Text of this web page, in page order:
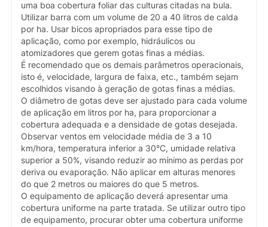
uma boa cobertura foliar das culturas citadas na bula.
Utilizar barra com um volume de 20 a 40 litros de calda
por ha. Usar bicos apropriados para esse tipo de
aplicação, como por exemplo, hidráulicos ou
atomizadores que gerem gotas finas a médias.
É recomendado que os demais parâmetros operacionais,
isto é, velocidade, largura de faixa, etc., também sejam
escolhidos visando à geração de gotas finas a médias.
O diâmetro de gotas deve ser ajustado para cada volume
de aplicação em litros por ha, para proporcionar a
cobertura adequada e a densidade de gotas desejada.
Observar ventos em velocidade média de 3 a 10
km/hora, temperatura inferior a 30°C, umidade relativa
superior a 50%, visando reduzir ao mínimo as perdas por
deriva ou evaporação. Não aplicar em alturas menores
do que 2 metros ou maiores do que 5 metros.
O equipamento de aplicação deverá apresentar uma
cobertura uniforme na parte tratada. Se utilizar outro tipo
de equipamento, procurar obter uma cobertura uniforme